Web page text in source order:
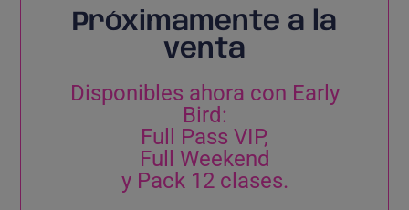
Próximamente a la
venta
Disponibles ahora con Early
Bird:
Full Pass VIP,
Full Weekend
y Pack 12 clases.